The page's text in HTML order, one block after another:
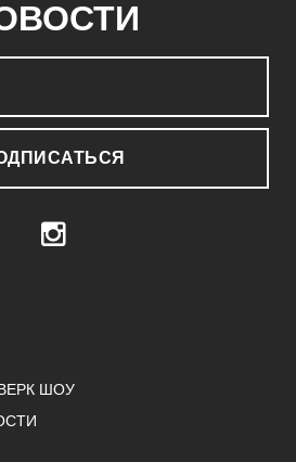
ШОУ